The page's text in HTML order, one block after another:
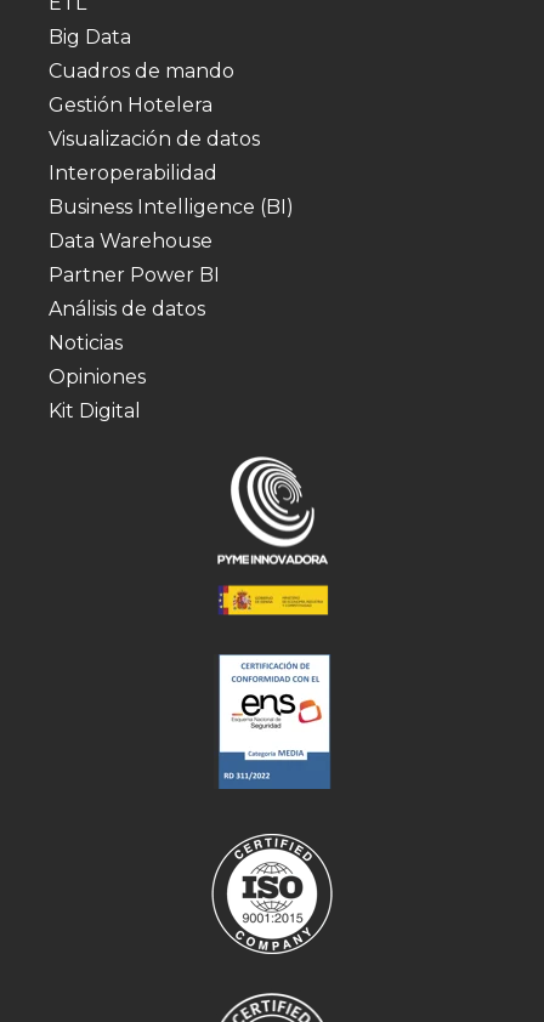
Big Data
Cuadros de mando
Gestión Hotelera
Visualización de datos
Interoperabilidad
Business Intelligence (BI)
Data Warehouse
Partner Power BI
Análisis de datos
Noticias
Opiniones
Kit Digital